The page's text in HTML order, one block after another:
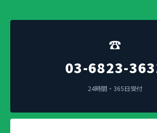
☎
03-6823-
24時間・365日受付